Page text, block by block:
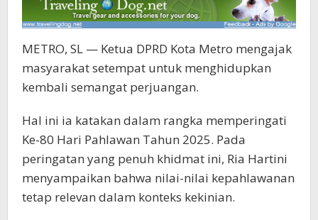
METRO, SL — Ketua DPRD Kota Metro mengajak
masyarakat setempat untuk menghidupkan
kembali semangat perjuangan.
Hal ini ia katakan dalam rangka memperingati
Ke-80 Hari Pahlawan Tahun 2025. Pada
peringatan yang penuh khidmat ini, Ria Hartini
menyampaikan bahwa nilai-nilai kepahlawanan
tetap relevan dalam konteks kekinian.